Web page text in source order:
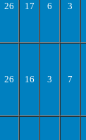
26
17 6 3
26
16 3 7